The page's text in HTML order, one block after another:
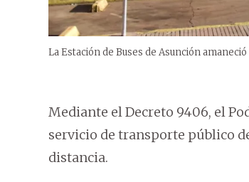
La Estación de Buses de Asunción
Mediante el Decreto 9406, el
servicio de transporte público
distancia.